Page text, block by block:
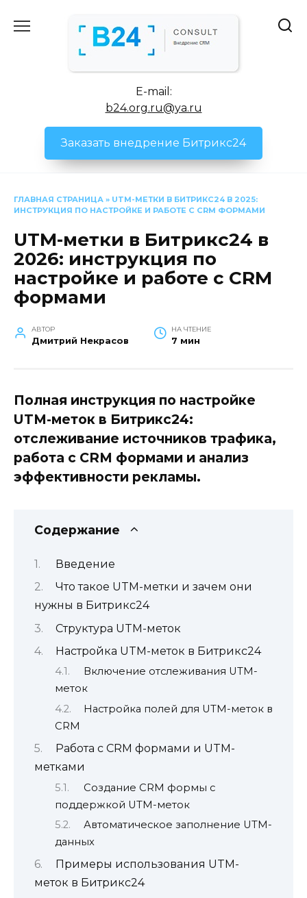
E-mail:
b24.org.ru@ya.ru
Заказать внедрение Битрикс24
ГЛАВНАЯ СТРАНИЦА » UTM-МЕТКИ В БИТРИКС24 В 2025:
ИНСТРУКЦИЯ ПО НАСТРОЙКЕ И РАБОТЕ С CRM ФОРМАМИ
UTM-метки в Битрикс24 в
2026: инструкция по
настройке и работе с CRM
формами
АВТОР
Дмитрий Некрасов
НА ЧТЕНИЕ
7 мин
Полная инструкция по настройке
UTM-меток в Битрикс24:
отслеживание источников трафика,
работа с CRM формами и анализ
эффективности рекламы.
Содержание
Введение
Что такое UTM-метки и зачем они
нужны в Битрикс24
Структура UTM-меток
Настройка UTM-меток в Битрикс24
Включение отслеживания UTM-
меток
Настройка полей для UTM-меток в
CRM
Работа с CRM формами и UTM-
метками
Создание CRM формы с
поддержкой UTM-меток
Автоматическое заполнение UTM-
данных
Примеры использования UTM-
меток в Битрикс24